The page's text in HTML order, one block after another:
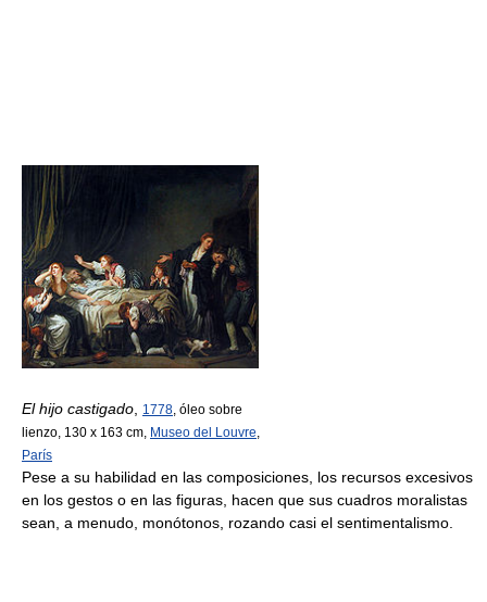
El hijo castigado 1778 , óleo sobre
lienzo, 130 x 163 cm, Museo del Louvre
París
Pese a su habilidad en las composiciones, los recursos excesivos
en los gestos o en las figuras, hacen que sus cuadros moralistas
sean, a menudo, monótonos, rozando casi el sentimentalismo.